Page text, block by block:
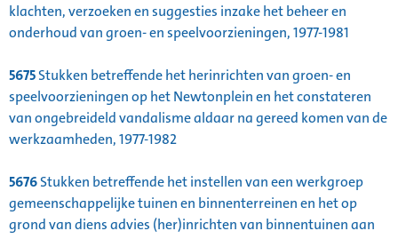
klachten, verzoeken en suggesties inzake het beheer en
onderhoud van groen- en speelvoorzieningen, 1977-1981
5675Stukken betreffende het herinrichten van groen- en
speelvoorzieningen op het Newtonplein en het constateren
van ongebreideld vandalisme aldaar na gereed komen van de
werkzaamheden, 1977-1982
5676Stukken betreffende het instellen van een werkgroep
gemeenschappelijke tuinen en binnenterreinen en het op
grond van diens advies (her)inrichten van binnentuinen aan